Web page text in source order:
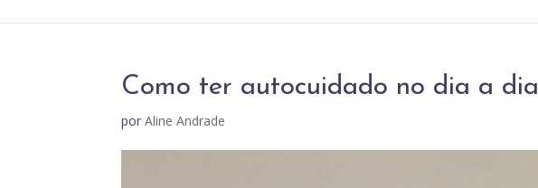
Como ter autocuidado no dia a dia
porAline Andrade